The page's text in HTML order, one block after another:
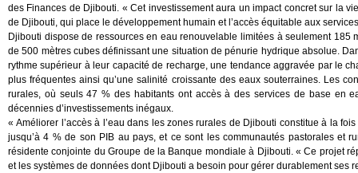
des Finances de Djibouti. « Cet investissement aura un impact concret sur la
de Djibouti, qui place le développement humain et l’accès équitable aux
Djibouti dispose de ressources en eau renouvelable limitées à seulement
de 500 mètres cubes définissant une situation de pénurie hydrique absolue.
rythme supérieur à leur capacité de recharge, une tendance aggravée par le
plus fréquentes ainsi qu’une salinité croissante des eaux souterraines. Les
rurales, où seuls 47 % des habitants ont accès à des services de base
décennies d’investissements inégaux.
« Améliorer l’accès à l’eau dans les zones rurales de Djibouti constitue à la
jusqu’à 4 % de son PIB au pays, et ce sont les communautés pastorales et
résidente conjointe du Groupe de la Banque mondiale à Djibouti. « Ce projet
et les systèmes de données dont Djibouti a besoin pour gérer durablement ses